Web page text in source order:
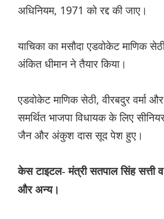
अधिनियम, 1971 को रद्द की जाए।
याचिका का मसौदा एडवोकेट माणिक
अंकित धीमान ने तैयार किया।
एडवोकेट माणिक सेठी, वीरबदुर वर्मा और
समर्थित भाजपा विधायक के लिए
जैन और अंकुश दास सूद पेश हुए।
केस टाइटल- मंत्री सतपाल सिंह सत्ती
और अन्य।